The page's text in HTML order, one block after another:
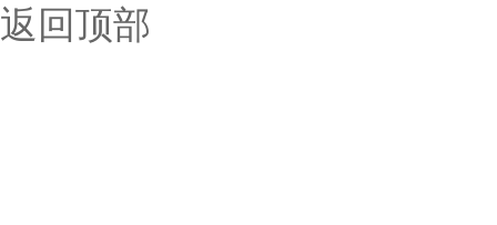
返回顶部